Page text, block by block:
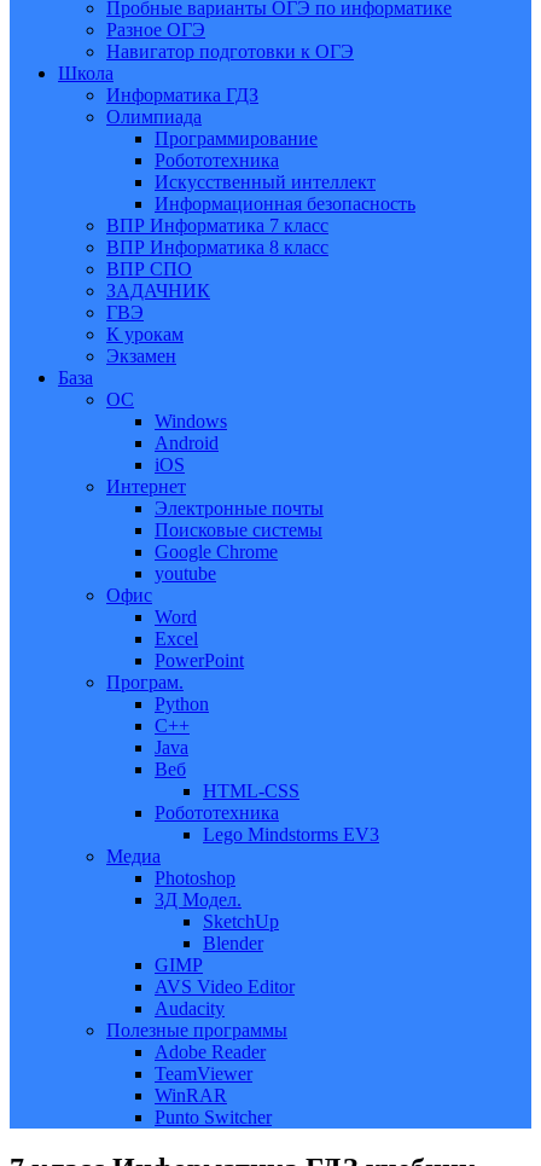
Пробные варианты ОГЭ по информатике
Разное ОГЭ
Навигатор подготовки к ОГЭ
Школа
Информатика ГДЗ
Олимпиада
Программирование
Робототехника
Искусственный интеллект
Информационная безопасность
ВПР Информатика 7 класс
ВПР Информатика 8 класс
ВПР СПО
ЗАДАЧНИК
ГВЭ
К урокам
Экзамен
База
ОС
Windows
Android
iOS
Интернет
Электронные почты
Поисковые системы
Google Chrome
youtube
Офис
Word
Excel
PowerPoint
Програм.
Python
C++
Java
Веб
HTML-CSS
Робототехника
Lego Mindstorms EV3
Медиа
Photoshop
3Д Модел.
SketchUp
Blender
GIMP
AVS Video Editor
Audacity
Полезные программы
Adobe Reader
TeamViewer
WinRAR
Punto Switcher